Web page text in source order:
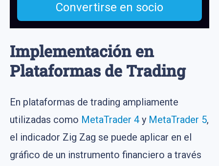
Convertirse en socio
Implementación en
Plataformas de Trading
En plataformas de trading ampliamente
utilizadas como MetaTrader 4 y MetaTrader 5,
el indicador Zig Zag se puede aplicar en el
gráfico de un instrumento financiero a través